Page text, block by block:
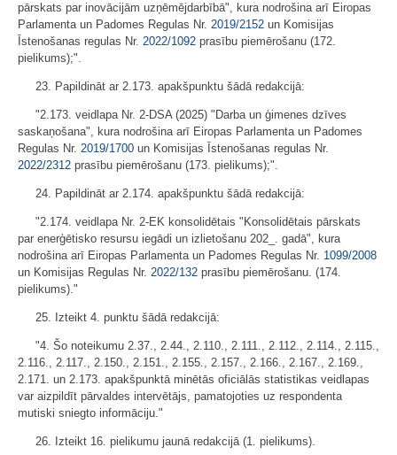
pārskats par inovācijām uzņēmējdarbībā", kura nodrošina arī Eiropas
Parlamenta un Padomes Regulas Nr. 2019/2152 un Komisijas
Īstenošanas regulas Nr. 2022/1092 prasību piemērošanu (172.
pielikums);".
23. Papildināt ar 2.173. apakšpunktu šādā redakcijā:
"2.173. veidlapa Nr. 2-DSA (2025) "Darba un ģimenes dzīves
saskaņošana", kura nodrošina arī Eiropas Parlamenta un Padomes
Regulas Nr. 2019/1700 un Komisijas Īstenošanas regulas Nr.
2022/2312 prasību piemērošanu (173. pielikums);".
24. Papildināt ar 2.174. apakšpunktu šādā redakcijā:
"2.174. veidlapa Nr. 2-EK konsolidētais "Konsolidētais pārskats
par enerģētisko resursu iegādi un izlietošanu 202_. gadā", kura
nodrošina arī Eiropas Parlamenta un Padomes Regulas Nr. 1099/2008
un Komisijas Regulas Nr. 2022/132 prasību piemērošanu. (174.
pielikums)."
25. Izteikt 4. punktu šādā redakcijā:
"4. Šo noteikumu 2.37., 2.44., 2.110., 2.111., 2.112., 2.114., 2.115.,
2.116., 2.117., 2.150., 2.151., 2.155., 2.157., 2.166., 2.167., 2.169.,
2.171. un 2.173. apakšpunktā minētās oficiālās statistikas veidlapas
var aizpildīt pārvaldes intervētājs, pamatojoties uz respondenta
mutiski sniegto informāciju."
26. Izteikt 16. pielikumu jaunā redakcijā (1. pielikums).